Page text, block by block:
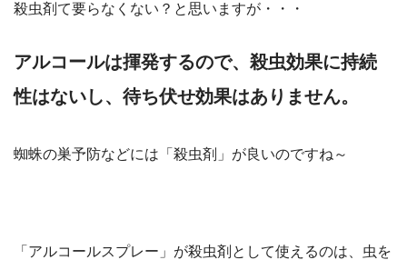
殺虫剤て要らなくない？と思いますが・・・
アルコールは揮発するので、殺虫効果に持続
性はないし、待ち伏せ効果はありません。
蜘蛛の巣予防などには「殺虫剤」が良いのですね～
「アルコールスプレー」が殺虫剤として使えるのは、虫を